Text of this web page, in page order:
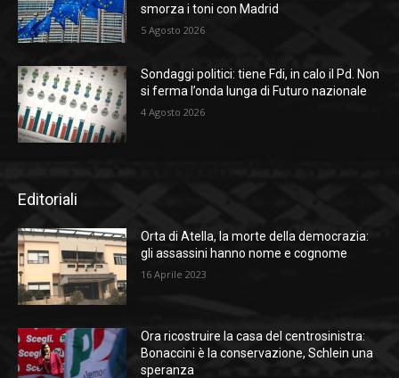
smorza i toni con Madrid
5 Agosto 2026
Sondaggi politici: tiene Fdi, in calo il Pd. Non
si ferma l’onda lunga di Futuro nazionale
4 Agosto 2026
Editoriali
Orta di Atella, la morte della democrazia:
gli assassini hanno nome e cognome
16 Aprile 2023
Ora ricostruire la casa del centrosinistra:
Bonaccini è la conservazione, Schlein una
speranza